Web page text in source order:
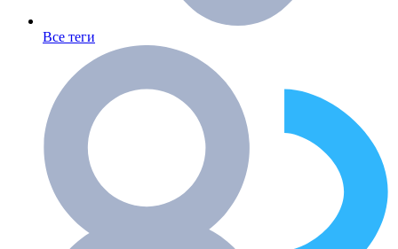
Все теги